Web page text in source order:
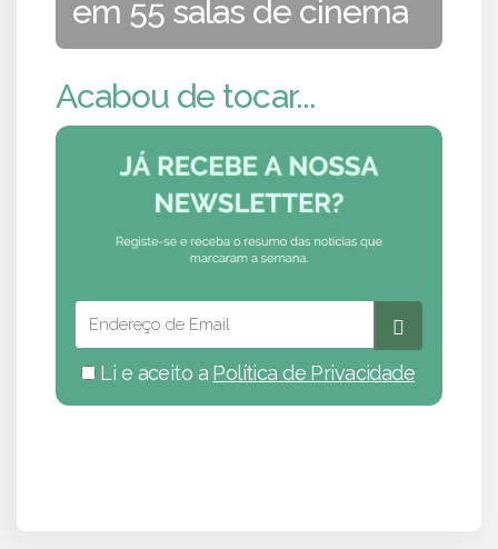
em 55 salas de cinema
Acabou de tocar...
Li e aceito a Política de Privacidade